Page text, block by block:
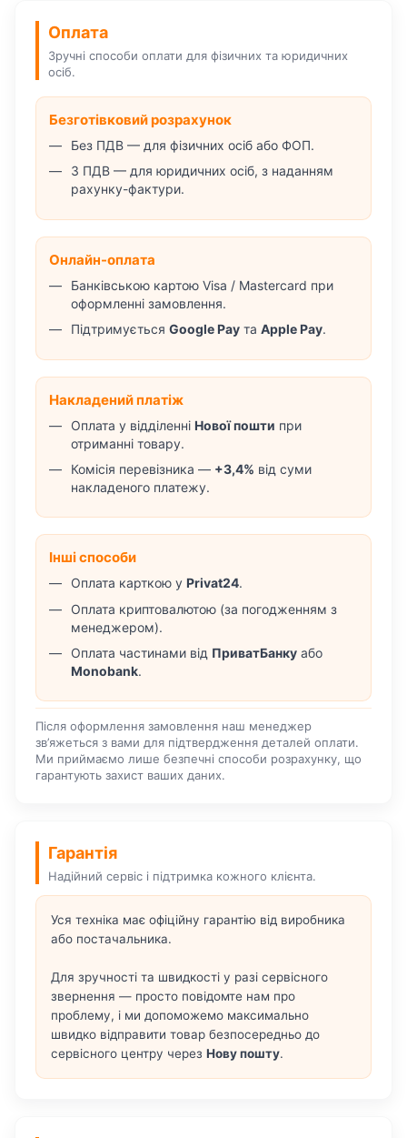
Оплата
Зручні способи оплати для фізичних та юридичних
осіб.
Безготівковий розрахунок
Без ПДВ — для фізичних осіб або ФОП.
З ПДВ — для юридичних осіб, з наданням
рахунку-фактури.
Онлайн-оплата
Банківською картою Visa / Mastercard при
оформленні замовлення.
Підтримується Google Pay та Apple Pay.
Накладений платіж
Оплата у відділенні Нової пошти при
отриманні товару.
Комісія перевізника — +3,4% від суми
накладеного платежу.
Інші способи
Оплата карткою у Privat24.
Оплата криптовалютою (за погодженням з
менеджером).
Оплата частинами від ПриватБанку або
Monobank.
Після оформлення замовлення наш менеджер
зв’яжеться з вами для підтвердження деталей оплати.
Ми приймаємо лише безпечні способи розрахунку, що
гарантують захист ваших даних.
Гарантія
Надійний сервіс і підтримка кожного клієнта.
Уся техніка має офіційну гарантію від виробника
або постачальника.
Для зручності та швидкості у разі сервісного
звернення — просто повідомте нам про
проблему, і ми допоможемо максимально
швидко відправити товар безпосередньо до
сервісного центру через Нову пошту.